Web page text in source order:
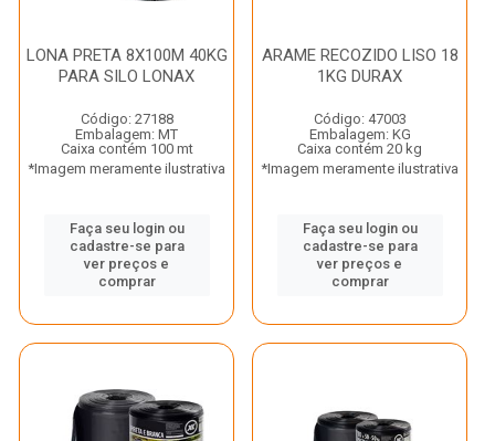
LONA PRETA 8X100M 40KG
PARA SILO LONAX
Código: 27188
Embalagem: MT
Caixa contém 100 mt
*Imagem meramente ilustrativa
Faça seu login ou
cadastre-se para
ver preços e
comprar
ARAME RECOZIDO LISO 18
1KG DURAX
Código: 47003
Embalagem: KG
Caixa contém 20 kg
*Imagem meramente ilustrativa
Faça seu login ou
cadastre-se para
ver preços e
comprar